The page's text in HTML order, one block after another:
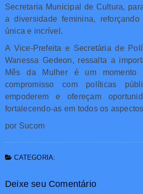
Secretaria Municipal de Cultura,
a diversidade feminina,
única e incrível.
A Vice-Prefeita e Secretária de
Wanessa Gedeon, ressalta a
Mês da Mulher é um momento
compromisso com políticas
empoderem e ofereçam
fortalecendo-as em todos os
por Sucom
CATEGORIA:
Deixe seu Comentário